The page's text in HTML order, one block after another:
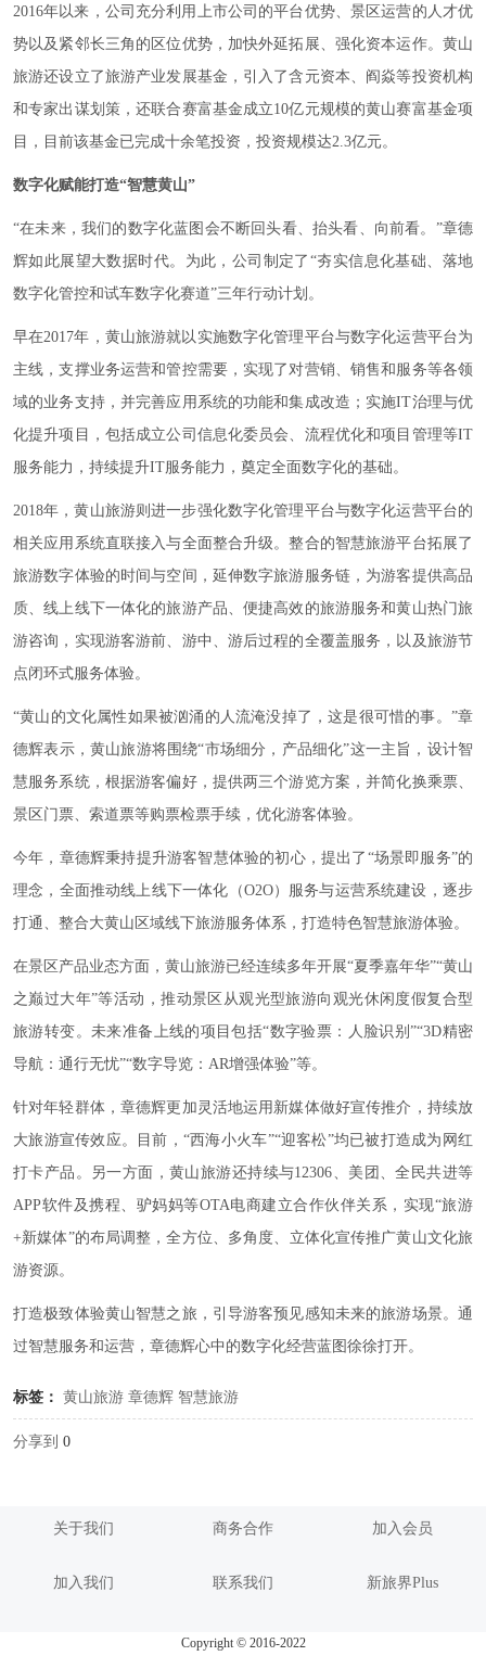
2016年以来，公司充分利用上市公司的平台优势、景区运营的人才优
势以及紧邻长三角的区位优势，加快外延拓展、强化资本运作。黄山
旅游还设立了旅游产业发展基金，引入了含元资本、阎焱等投资机构
和专家出谋划策，还联合赛富基金成立10亿元规模的黄山赛富基金项
目，目前该基金已完成十余笔投资，投资规模达2.3亿元。
数字化赋能打造“智慧黄山”
“在未来，我们的数字化蓝图会不断回头看、抬头看、向前看。”章德
辉如此展望大数据时代。为此，公司制定了“夯实信息化基础、落地
数字化管控和试车数字化赛道”三年行动计划。
早在2017年，黄山旅游就以实施数字化管理平台与数字化运营平台为
主线，支撑业务运营和管控需要，实现了对营销、销售和服务等各领
域的业务支持，并完善应用系统的功能和集成改造；实施IT治理与优
化提升项目，包括成立公司信息化委员会、流程优化和项目管理等IT
服务能力，持续提升IT服务能力，奠定全面数字化的基础。
2018年，黄山旅游则进一步强化数字化管理平台与数字化运营平台的
相关应用系统直联接入与全面整合升级。整合的智慧旅游平台拓展了
旅游数字体验的时间与空间，延伸数字旅游服务链，为游客提供高品
质、线上线下一体化的旅游产品、便捷高效的旅游服务和黄山热门旅
游咨询，实现游客游前、游中、游后过程的全覆盖服务，以及旅游节
点闭环式服务体验。
“黄山的文化属性如果被汹涌的人流淹没掉了，这是很可惜的事。”章
德辉表示，黄山旅游将围绕“市场细分，产品细化”这一主旨，设计智
慧服务系统，根据游客偏好，提供两三个游览方案，并简化换乘票、
景区门票、索道票等购票检票手续，优化游客体验。
今年，章德辉秉持提升游客智慧体验的初心，提出了“场景即服务”的
理念，全面推动线上线下一体化（O2O）服务与运营系统建设，逐步
打通、整合大黄山区域线下旅游服务体系，打造特色智慧旅游体验。
在景区产品业态方面，黄山旅游已经连续多年开展“夏季嘉年华”“黄山
之巅过大年”等活动，推动景区从观光型旅游向观光休闲度假复合型
旅游转变。未来准备上线的项目包括“数字验票：人脸识别”“3D精密
导航：通行无忧”“数字导览：AR增强体验”等。
针对年轻群体，章德辉更加灵活地运用新媒体做好宣传推介，持续放
大旅游宣传效应。目前，“西海小火车”“迎客松”均已被打造成为网红
打卡产品。另一方面，黄山旅游还持续与12306、美团、全民共进等
APP软件及携程、驴妈妈等OTA电商建立合作伙伴关系，实现“旅游
+新媒体”的布局调整，全方位、多角度、立体化宣传推广黄山文化旅
游资源。
打造极致体验黄山智慧之旅，引导游客预见感知未来的旅游场景。通
过智慧服务和运营，章德辉心中的数字化经营蓝图徐徐打开。
标签： 黄山旅游 章德辉 智慧旅游
分享到 0
关于我们
加入我们
商务合作
联系我们
加入会员
新旅界Plus
Copyright © 2016-2022